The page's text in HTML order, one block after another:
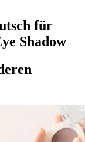
für
Shadow